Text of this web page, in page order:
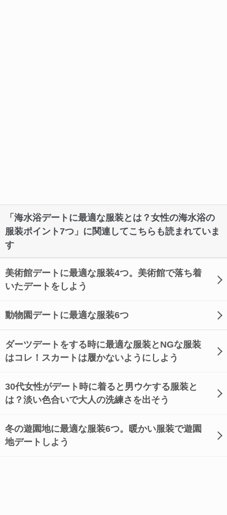
「海水浴デートに最適な服装とは？女性の海水浴の
服装ポイント7つ」に関連してこちらも読まれていま
す
美術館デートに最適な服装4つ。美術館で落ち着
いたデートをしよう
動物園デートに最適な服装6つ
ダーツデートをする時に最適な服装とNGな服装
はコレ！スカートは履かないようにしよう
30代女性がデート時に着ると男ウケする服装と
は？淡い色合いで大人の洗練さを出そう
冬の遊園地に最適な服装6つ。暖かい服装で遊園
地デートしよう